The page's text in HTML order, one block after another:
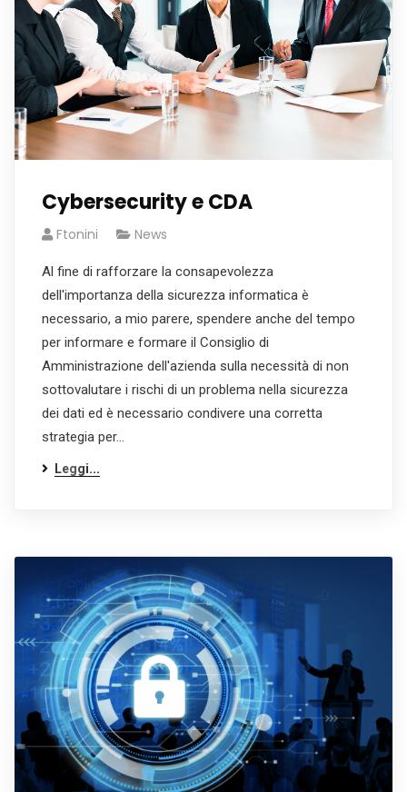
Cybersecurity e CDA
Ftonini News
Al fine di rafforzare la consapevolezza
dell'importanza della sicurezza informatica è
necessario, a mio parere, spendere anche del tempo
per informare e formare il Consiglio di
Amministrazione dell'azienda sulla necessità di non
sottovalutare i rischi di un problema nella sicurezza
dei dati ed è necessario condivere una corretta
strategia per…
Leggi...